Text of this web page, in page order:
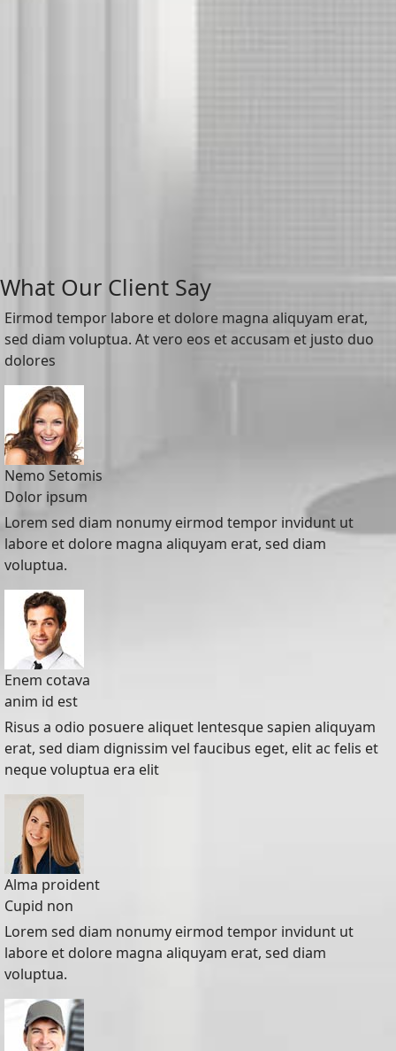
What Our Client Say
Eirmod tempor labore et dolore magna aliquyam erat,
sed diam voluptua. At vero eos et accusam et justo duo
dolores
Nemo Setomis
Dolor ipsum
Lorem sed diam nonumy eirmod tempor invidunt ut
labore et dolore magna aliquyam erat, sed diam
voluptua.
Enem cotava
anim id est
Risus a odio posuere aliquet lentesque sapien aliquyam
erat, sed diam dignissim vel faucibus eget, elit ac felis et
neque voluptua era elit
Alma proident
Cupid non
Lorem sed diam nonumy eirmod tempor invidunt ut
labore et dolore magna aliquyam erat, sed diam
voluptua.